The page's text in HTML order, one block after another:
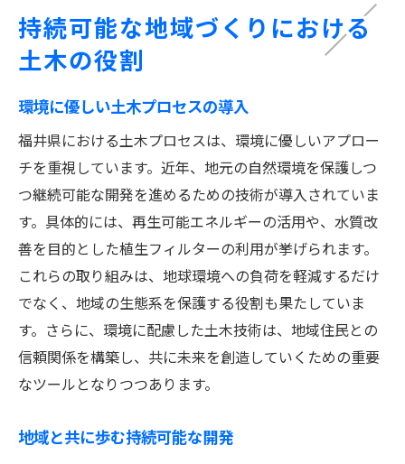
持続可能な地域づくりにおける
土木の役割
環境に優しい土木プロセスの導入
福井県における土木プロセスは、環境に優しいアプロー
チを重視しています。近年、地元の自然環境を保護しつ
つ継続可能な開発を進めるための技術が導入されていま
す。具体的には、再生可能エネルギーの活用や、水質改
善を目的とした植生フィルターの利用が挙げられます。
これらの取り組みは、地球環境への負荷を軽減するだけ
でなく、地域の生態系を保護する役割も果たしていま
す。さらに、環境に配慮した土木技術は、地域住民との
信頼関係を構築し、共に未来を創造していくための重要
なツールとなりつつあります。
地域と共に歩む持続可能な開発